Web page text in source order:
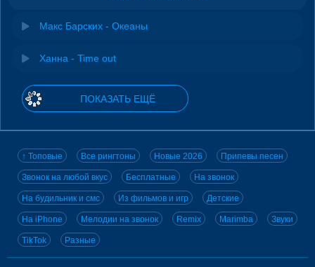
Макс Барских - Океаны
Ханна - Time out
ПОКАЗАТЬ ЕЩЁ
↑ Топовые Все рингтоны Новые 2026 Припевы песен
Звонок на любой вкус Бесплатные На звонок
На будильник и смс Из фильмов и игр Детские
На iPhone Мелодии на звонок Remix Marimba Звуки
TikTok Разные